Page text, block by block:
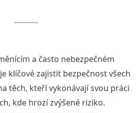
a často nebezpečném
klíčové zajistit bezpečnost všech
těch, kteří vykonávají svou práci
kde hrozí zvýšené riziko.